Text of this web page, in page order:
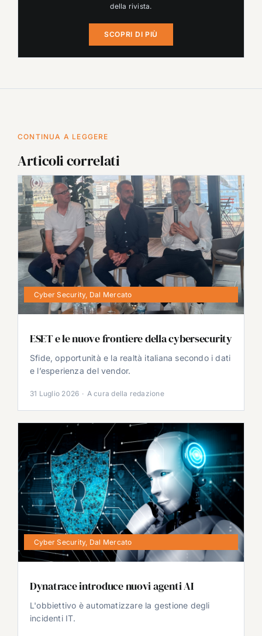
della rivista.
SCOPRI DI PIÙ
CONTINUA A LEGGERE
Articoli correlati
Cyber Security, Dal Mercato
ESET e le nuove frontiere della cybersecurity
Sfide, opportunità e la realtà italiana secondo i dati
e l’esperienza del vendor.
31 Luglio 2026 · A cura della redazione
Cyber Security, Dal Mercato
Dynatrace introduce nuovi agenti AI
L'obbiettivo è automatizzare la gestione degli
incidenti IT.